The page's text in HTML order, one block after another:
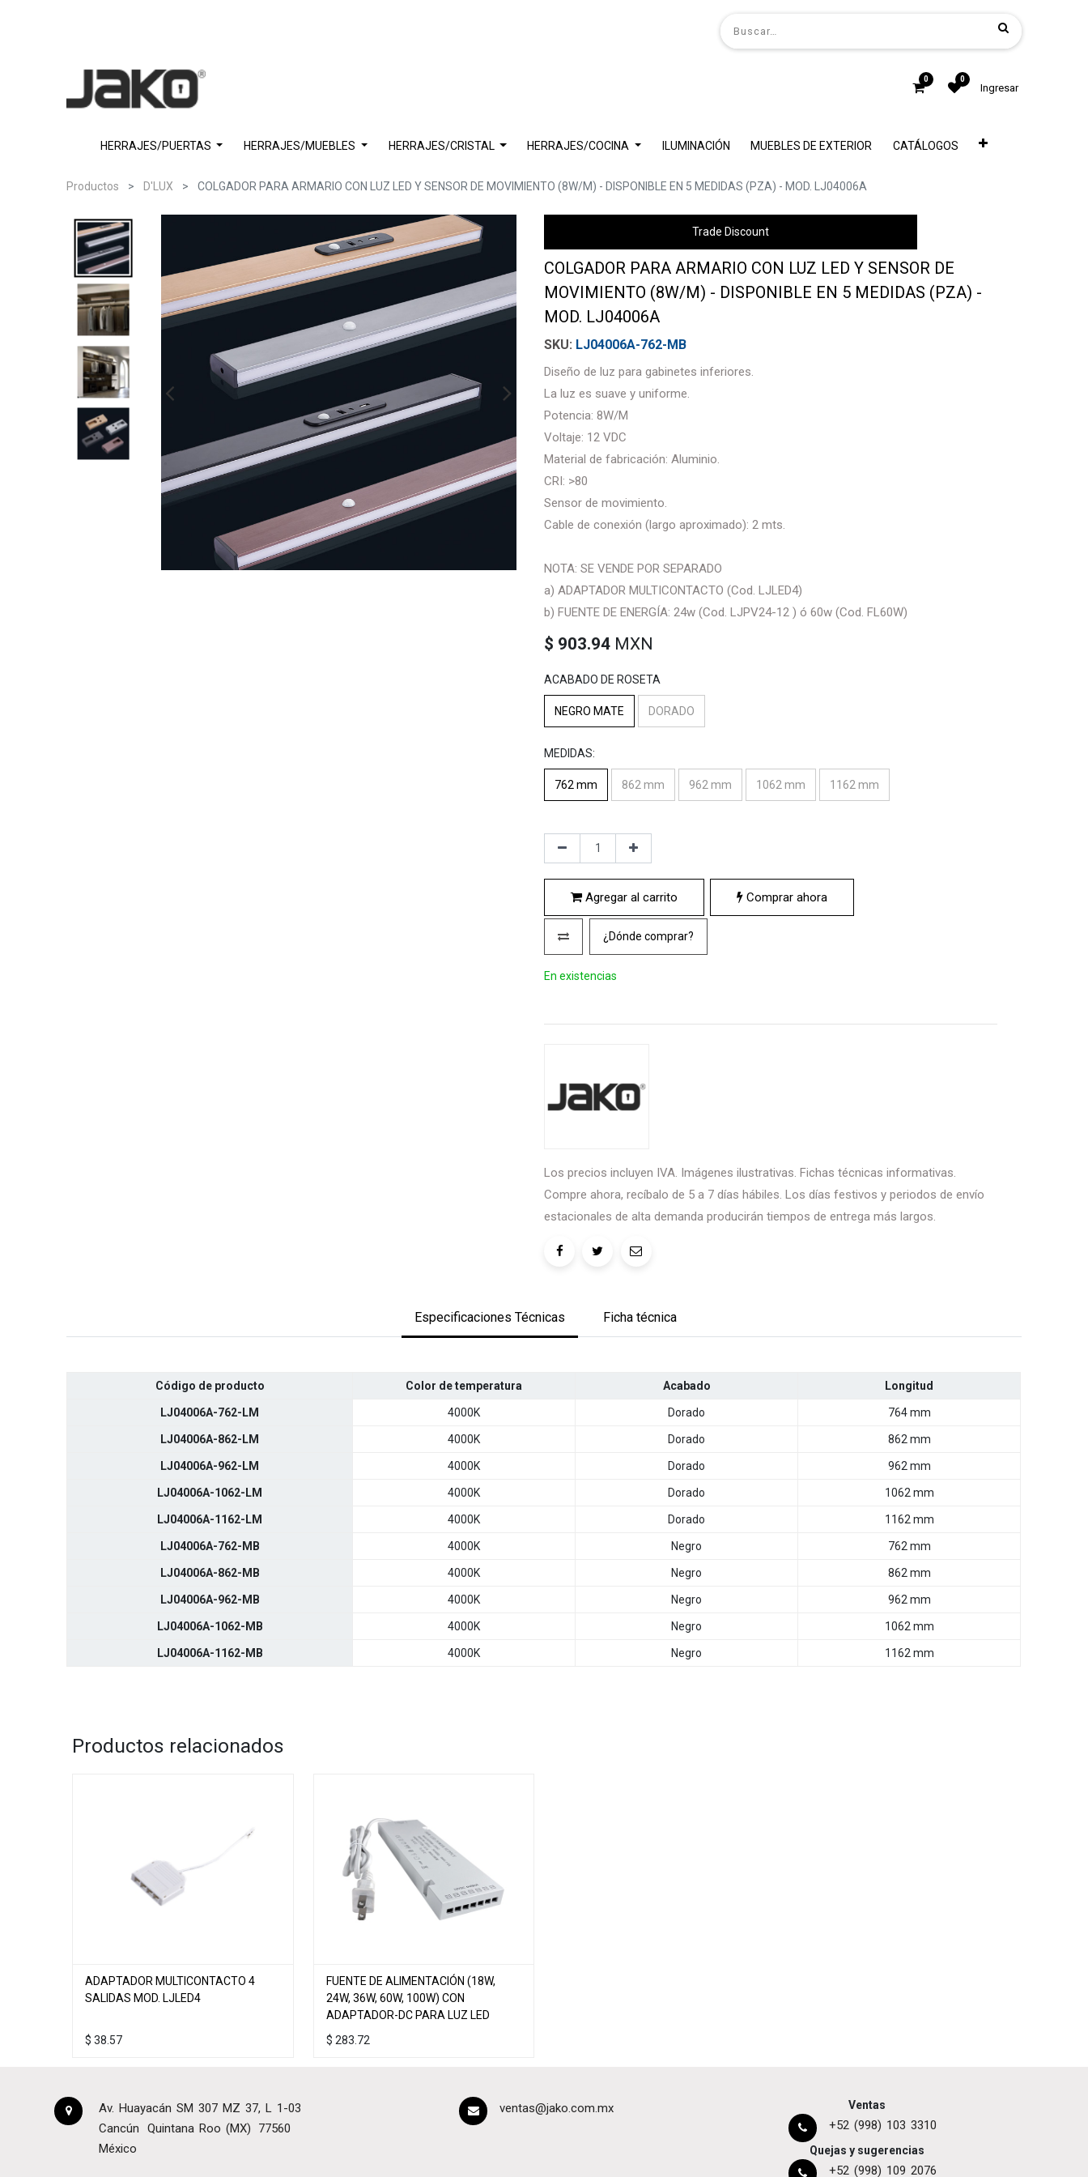
0 0
Ingresar
HERRAJES/PUERTAS HERRAJES/MUEBLES HERRAJES/CRISTAL HERRAJES/COCINA ILUMINACIÓN MUEBLES DE EXTERIOR CATÁLOGOS
Productos D'LUX COLGADOR PARA ARMARIO CON LUZ LED Y SENSOR DE MOVIMIENTO (8W/M) - DISPONIBLE EN 5 MEDIDAS (PZA) - MOD. LJ04006A
Trade Discount
COLGADOR PARA ARMARIO CON LUZ LED Y SENSOR DE
MOVIMIENTO (8W/M) - DISPONIBLE EN 5 MEDIDAS (PZA) -
MOD. LJ04006A
LJ04006A-762-MB
Diseño de luz para gabinetes inferiores.
La luz es suave y uniforme.
Potencia: 8W/M
Voltaje: 12 VDC
Material de fabricación: Aluminio.
CRI: >80
Sensor de movimiento.
Cable de conexión (largo aproximado): 2 mts.
NOTA: SE VENDE POR SEPARADO
a) ADAPTADOR MULTICONTACTO (Cod. LJLED4)
b) FUENTE DE ENERGÍA: 24w (Cod. LJPV24-12 ) ó 60w (Cod. FL60W)
$ 903.94 MXN
ACABADO DE ROSETA
NEGRO MATE DORADO
MEDIDAS:
762 mm 862 mm 962 mm 1062 mm 1162 mm
Agregar al carrito Comprar ahora
¿Dónde comprar?
En existencias
Los precios incluyen IVA. Imágenes ilustrativas. Fichas técnicas informativas.
Compre ahora, recíbalo de 5 a 7 días hábiles. Los días festivos y periodos de envío
estacionales de alta demanda producirán tiempos de entrega más largos.
Especificaciones Técnicas Ficha técnica
Código de producto Color de temperatura Acabado Longitud
LJ04006A-762-LM 4000K Dorado 764 mm
LJ04006A-862-LM 4000K Dorado 862 mm
LJ04006A-962-LM 4000K Dorado 962 mm
LJ04006A-1062-LM 4000K Dorado 1062 mm
LJ04006A-1162-LM 4000K Dorado 1162 mm
LJ04006A-762-MB 4000K Negro 762 mm
LJ04006A-862-MB 4000K Negro 862 mm
LJ04006A-962-MB 4000K Negro 962 mm
LJ04006A-1062-MB 4000K Negro 1062 mm
LJ04006A-1162-MB 4000K Negro 1162 mm
Productos relacionados
ADAPTADOR MULTICONTACTO 4
SALIDAS MOD. LJLED4
$38.57
FUENTE DE ALIMENTACIÓN (18W,
24W, 36W, 60W, 100W) CON
ADAPTADOR-DC PARA LUZ LED
$ 283.72
Av. Huayacán SM 307 MZ 37, L 1-03
Cancún
Quintana Roo (MX)
77560
México
ventas@jako.com.mx Ventas
+52 (998) 103 3310
Quejas y sugerencias
+52 (998) 109 2076